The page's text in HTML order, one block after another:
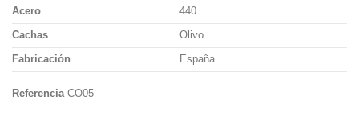
Acero
440
Cachas
Olivo
Fabricación
España
Referencia CO05